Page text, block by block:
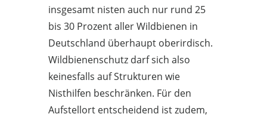
insgesamt nisten auch nur rund 25
bis 30 Prozent aller Wildbienen in
Deutschland überhaupt oberirdisch.
Wildbienenschutz darf sich also
keinesfalls auf Strukturen wie
Nisthilfen beschränken. Für den
Aufstellort entscheidend ist zudem,